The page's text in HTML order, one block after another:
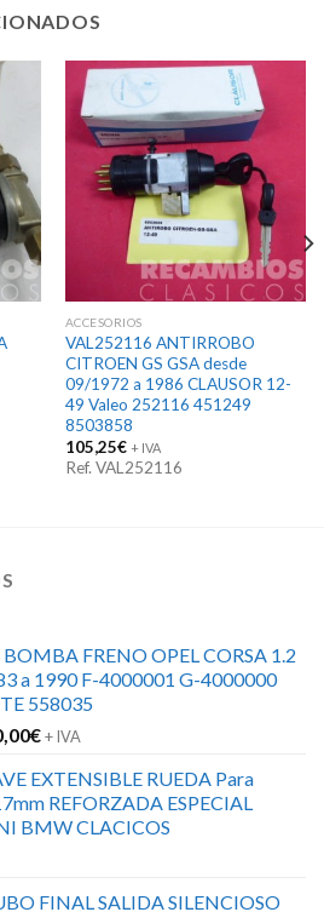
ACCESORIOS
VAL252116 ANTIRROBO
CITROEN GS GSA desde
09/1972 a 1986 CLAUSOR 12-
49 Valeo 252116 451249
8503858
105,25€ + IVA
Ref. VAL252116
FRENO OPEL CORSA 1.2
a 1990 F-4000001 G-4000000
558035
€El
actual
es:
120,00€.
+ IVA
EXTENSIBLE RUEDA Para
REFORZADA ESPECIAL
BMW CLACICOS
FINAL SALIDA SILENCIOSO